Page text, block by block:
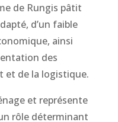
de Rungis pâtit
d’un faible
ainsi
des
et de la logistique.
et représente
rôle déterminant